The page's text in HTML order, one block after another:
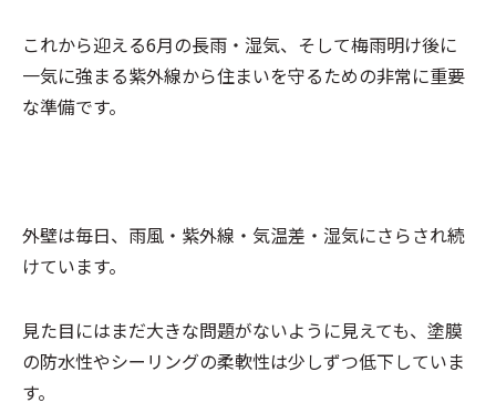
これから迎える6月の長雨・湿気、そして梅雨明け後に
一気に強まる紫外線から住まいを守るための非常に重要
な準備です。
外壁は毎日、雨風・紫外線・気温差・湿気にさらされ続
けています。
見た目にはまだ大きな問題がないように見えても、塗膜
の防水性やシーリングの柔軟性は少しずつ低下していま
す。